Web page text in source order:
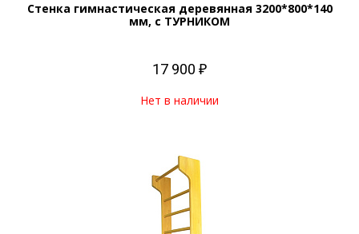
Стенка гимнастическая деревянная 3200*800*140
мм, с ТУРНИКОМ
17 900 ₽
Нет в наличии